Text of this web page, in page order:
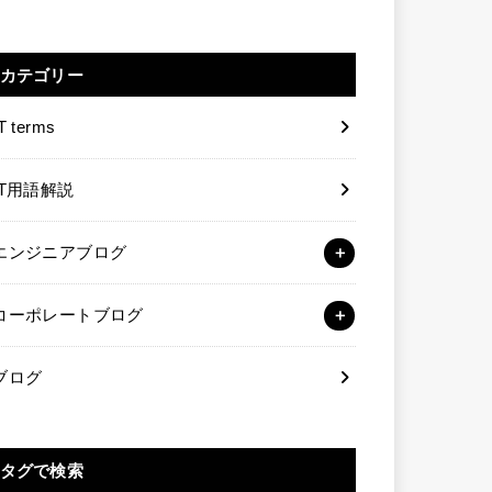
カテゴリー
terms
用語解説
ンジニアブログ
ーポレートブログ
ログ
タグで検索